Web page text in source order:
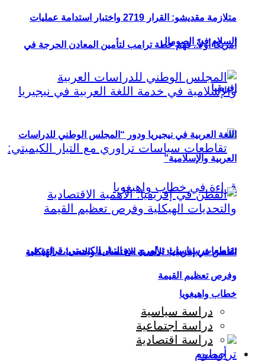
أمريكا أولاً.. فهم خطة ترامب لتأمين المعادن الحرجة في
إفريقيا
تقاطعات سياسات تراوري مع التيار الكيميتي: قراءة في
خطاب واهيغويا
متلازمة مقديشو: القرار 2719 واختبار استدامة عمليات
السلام في الصومال
اللغة العربية في نيجيريا ودور “المجلس الوطني للدراسات
العربية والإسلامية”
القطن في إفريقيا: الأهمية الاقتصادية والتحديات الهيكلية
وفرص تعظيم القيمة
دراسة سياسية
دراسة اجتماعية
دراسة اقتصادية
ترجمات